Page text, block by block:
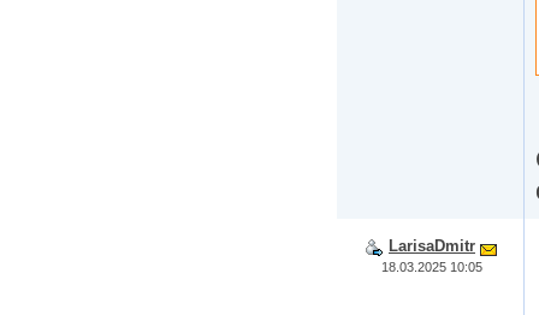
LarisaDmitr
18.03.2025 10:05